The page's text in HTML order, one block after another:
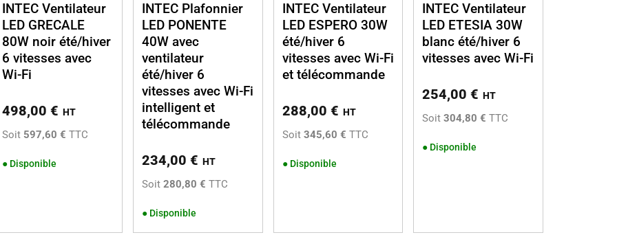
INTEC Ventilateur
LED GRECALE
80W noir été/hiver
6 vitesses avec
Wi-Fi
498,00 € HT
Soit 597,60 € TTC
● Disponible
INTEC Plafonnier
LED PONENTE
40W avec
ventilateur
été/hiver 6
vitesses avec Wi-Fi
intelligent et
télécommande
234,00€ HT
Soit280,80 € TTC
● Disponible
INTEC Ventilateur
LED ESPERO 30W
été/hiver 6
vitesses avec Wi-Fi
et télécommande
288,00 € HT
Soit 345,60 € TTC
● Disponible
INTEC Ventilateur
LED ETESIA 30W
blanc été/hiver 6
vitesses avec Wi-Fi
254,00€ HT
Soit304,80 € TTC
● Disponible